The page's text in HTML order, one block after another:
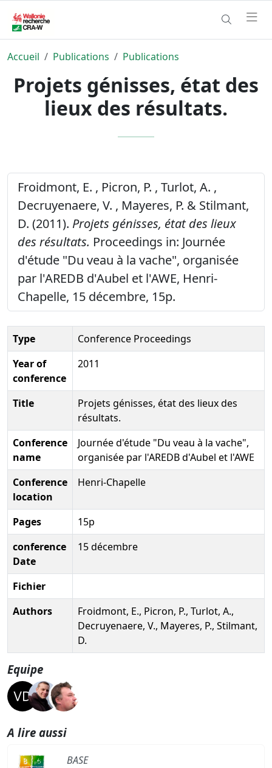
Accueil Publications Publications
Projets génisses, état des
lieux des résultats.
Froidmont, E. , Picron, P. , Turlot, A. ,
Decruyenaere, V. , Mayeres, P. & Stilmant,
D. (2011). Projets génisses, état des lieux
des résultats. Proceedings in: Journée
d'étude "Du veau à la vache", organisée
par l'AREDB d'Aubel et l'AWE, Henri-
Chapelle, 15 décembre, 15p.
Type
Conference Proceedings
Year of
conference
2011
Title
Projets génisses, état des lieux des
résultats.
Conference
name
Journée d'étude "Du veau à la vache",
organisée par l'AREDB d'Aubel et l'AWE
Conference
location
Henri-Chapelle
Pages
15p
conference
Date
15 décembre
Fichier
Authors
Froidmont, E., Picron, P., Turlot, A.,
Decruyenaere, V., Mayeres, P., Stilmant,
D.
Equipe
A lire aussi
BASE